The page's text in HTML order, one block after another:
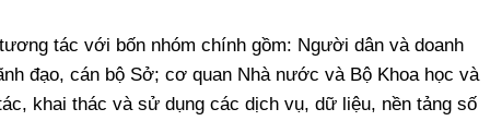
tác với bốn nhóm chính gồm: Người dân và doanh
đạo, cán bộ Sở; cơ quan Nhà nước và Bộ Khoa học và
khai thác và sử dụng các dịch vụ, dữ liệu, nền tảng số